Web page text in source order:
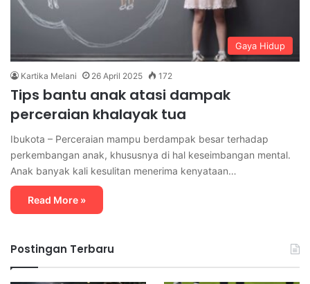
Gaya Hidup
Kartika Melani 26 April 2025 172
Tips bantu anak atasi dampak
perceraian khalayak tua
Ibukota – Perceraian mampu berdampak besar terhadap
perkembangan anak, khususnya di hal keseimbangan mental.
Anak banyak kali kesulitan menerima kenyataan…
Read More »
Postingan Terbaru